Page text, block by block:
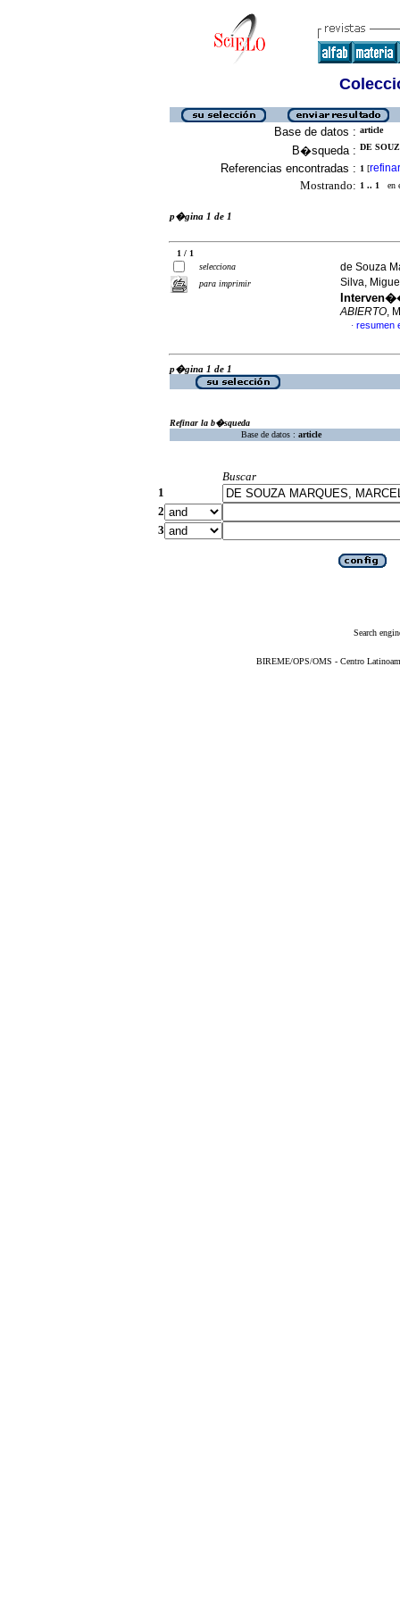
Base de datos : article
B�squeda : DE
Referencias encontradas : 1 [refinar
Mostrando: 1 .. 1 en
p�gina 1 de 1
1 / 1
selecciona
para imprimir
de Souza
Silva,
ABIERTO,
· resumen
p�gina 1 de 1
Refinar la b�squeda
Base de datos : article
Buscar
1
2
3
Search
BIREME/OPS/OMS - Centro